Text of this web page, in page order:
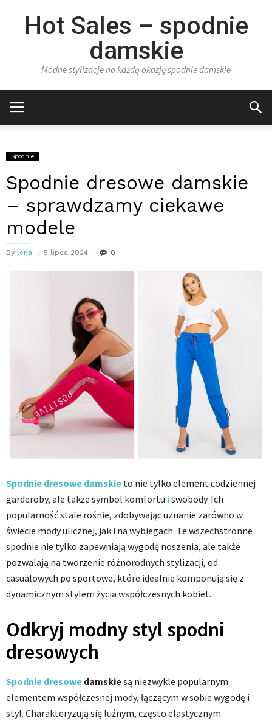
Hot Sales – spodnie
damskie
Modne stylizacje na każdą okazję spodnie damskie
Spodnie
Spodnie dresowe damskie
– sprawdzamy ciekawe
modele
By lena 5 lipca 2024 0
Spodnie dresowe damskie to nie tylko element codziennej
garderoby, ale także symbol komfortu i swobody. Ich
popularność stale rośnie, zdobywając uznanie zarówno w
świecie mody ulicznej, jak i na wybiegach. Te wszechstronne
spodnie nie tylko zapewniają wygodę noszenia, ale także
pozwalają na tworzenie różnorodnych stylizacji, od
casualowych po sportowe, które idealnie komponują się z
dynamicznym stylem życia współczesnych kobiet.
Odkryj modny styl spodni
dresowych
Spodnie dresowe damskiesą niezwykle popularnym
elementem współczesnej mody, łączącym w sobie wygodę i
styl. Charakteryzują się luźnym, często elastycznym